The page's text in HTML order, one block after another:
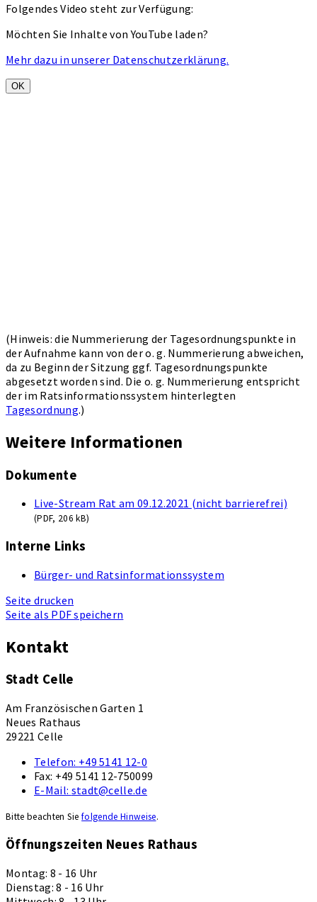
Folgendes Video steht zur Verfügung:
Möchten Sie Inhalte von YouTube laden?
Mehr dazu in unserer Datenschutzerklärung.
OK
(Hinweis: die Nummerierung der Tagesordnungspunkte in
der Aufnahme kann von der o. g. Nummerierung abweichen,
da zu Beginn der Sitzung ggf. Tagesordnungspunkte
abgesetzt worden sind. Die o. g. Nummerierung entspricht
der im Ratsinformationssystem hinterlegten
Tagesordnung.)
Weitere Informationen
Dokumente
Live-Stream Rat am 09.12.2021 (nicht barrierefrei)
(PDF, 206 kB)
Interne Links
Bürger- und Ratsinformationssystem
Seite drucken
Seite als PDF speichern
Kontakt
Stadt Celle
Am Französischen Garten 1
Neues Rathaus
29221 Celle
Telefon: +49 5141 12-0
Fax: +49 5141 12-750099
E-Mail: stadt@celle.de
Bitte beachten Siefolgende Hinweise.
Öffnungszeiten Neues Rathaus
Montag: 8 - 16 Uhr
Dienstag: 8 - 16 Uhr